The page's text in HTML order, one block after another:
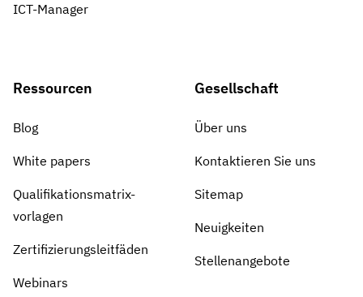
ICT-Manager
Ressourcen
Blog
White papers
Qualifikationsmatrix-
vorlagen
Zertifizierungsleitfäden
Webinars
Gesellschaft
Über uns
Kontaktieren Sie uns
Sitemap
Neuigkeiten
Stellenangebote